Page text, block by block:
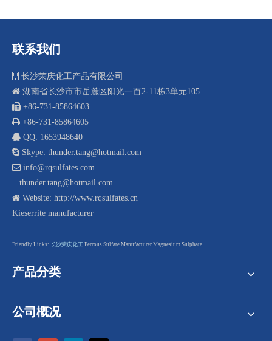
联系我们
 长沙荣庆化工产品有限公司
 湖南省长沙市市岳麓区阳光一百2-11栋3单元105
 +86-731-85864603
 +86-731-85864605
 QQ: 1653948640
 Skype: thunder.tang@hotmail.com
 info@rqsulfates.com
thunder.tang@hotmail.com
 Website: http://www.rqsulfates.cn
Kieserrite manufacturer
Friendly Links: 长沙荣庆化工 Ferrous Sulfate Manufacturer Magnesium Sulphate
产品分类
公司概况